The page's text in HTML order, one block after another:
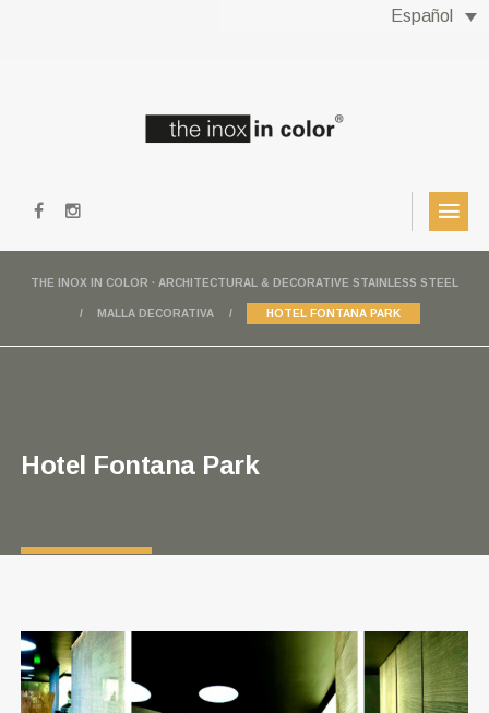
Español
THE INOX IN COLOR · ARCHITECTURAL & DECORATIVE STAINLESS STEEL
MALLA DECORATIVA HOTEL FONTANA PARK
Hotel Fontana Park